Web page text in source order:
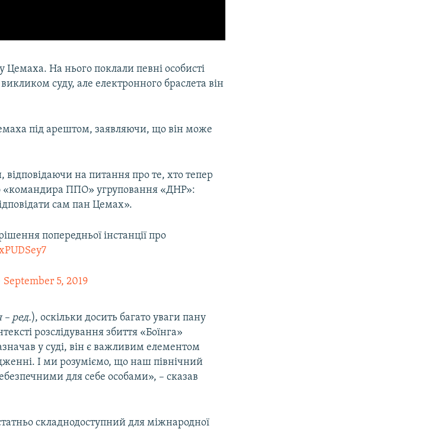
Цемаха. На нього поклали певні особисті
суду, але електронного браслета він
під арештом, заявляючи, що він може
на питання про те, хто тепер
«командира ППО» угруповання «ДНР»:
сам пан Цемах».
попередньої інстанції про
September 5, 2019
– ред.), оскільки досить багато уваги пану
розслідування збиття «Боїнга»
у суді, він є важливим елементом
І ми розуміємо, що наш північний
для себе особами», – сказав
складнодоступний для міжнародної